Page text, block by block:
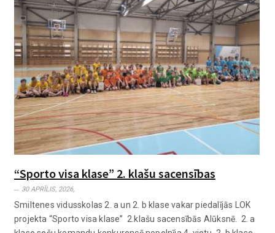
“Sporto visa klase” 2. klašu sacensības
30 APRĪLIS, 2026,
Smiltenes vidusskolas 2. a un 2. b klase vakar piedalījās LOK
projekta “Sporto visa klase” 2.klašu sacensībās Alūksnē. 2. a